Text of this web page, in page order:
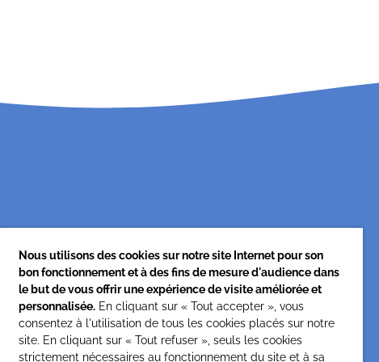
Cesap Formation
formation@cesap.asso.fr
01 53 20 68 58
Nous utilisons des cookies sur notre site Internet pour son
bon fonctionnement et à des fins de mesure d'audience dans
le but de vous offrir une expérience de visite améliorée et
personnalisée. En cliquant sur « Tout accepter », vous
consentez à l'utilisation de tous les cookies placés sur notre
site. En cliquant sur « Tout refuser », seuls les cookies
strictement nécessaires au fonctionnement du site et à sa